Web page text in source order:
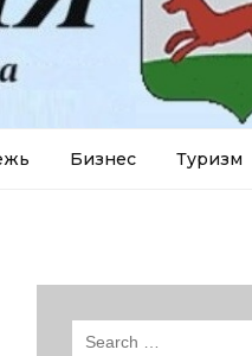
Бизнес Туризм
Search